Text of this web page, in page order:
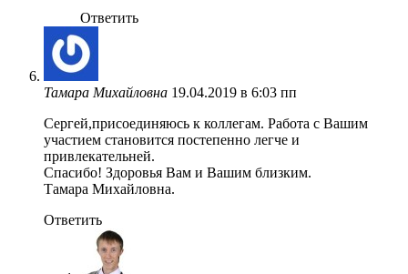
Ответить
Тамара Михайловна 19.04.2019 в 6:03 пп
Сергей,присоединяюсь к коллегам. Работа с Вашим
участием становится постепенно легче и
привлекательней.
Спасибо! Здоровья Вам и Вашим близким.
Тамара Михайловна.
Ответить